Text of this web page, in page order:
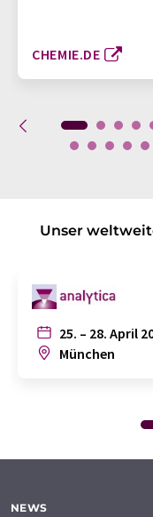
CHEMIE.DE
Unser
25. – 28. April
München
NEWS